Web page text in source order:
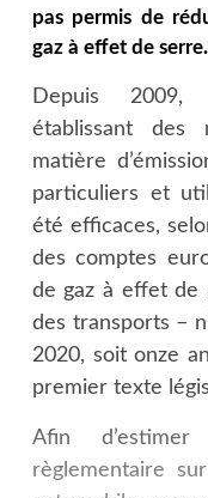
pas permis de
gaz à effet de serre.
Depuis 2009,
établissant des
matière
particuliers et
été efficaces,
des comptes
de gaz à effet de
des transports –
2020, soit onze
premier texte
Afin
règlementaire